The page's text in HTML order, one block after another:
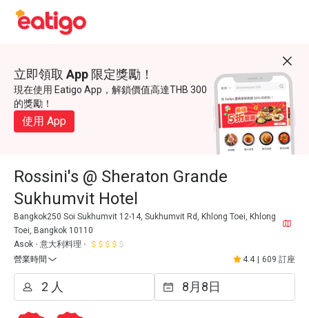
立即領取 App 限定獎勵！
現在使用 Eatigo App，解鎖價值高達THB 300
的獎勵！
使用 App
Rossini's @ Sheraton Grande
Sukhumvit Hotel
Bangkok250 Soi Sukhumvit 12-14, Sukhumvit Rd, Khlong Toei, Khlong
Toei, Bangkok 10110
Asok
意大利料理
營業時間
4.4 609 訂座